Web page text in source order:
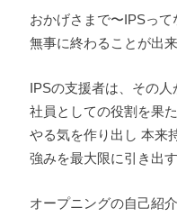
おかげさまで〜IPSっ
無事に終わることが出来
IPSの支援者は、その
社員としての役割を果
やる気を作り出し 本来
強みを最大限に引き出
オープニングの自己紹